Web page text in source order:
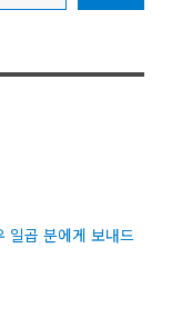
일곱 분에게 보내드